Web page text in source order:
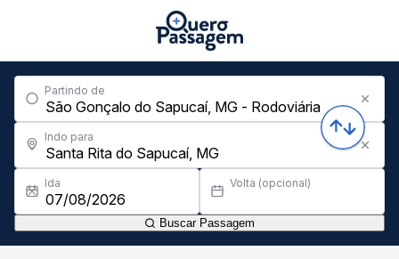
Partindo de
Indo para
Ida Volta (opcional)
Buscar Passagem